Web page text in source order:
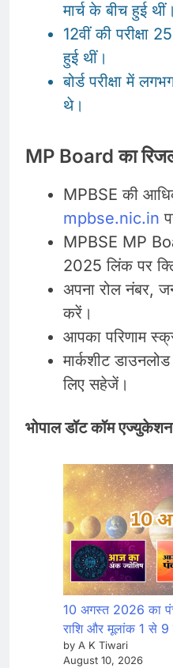
मार्च के बीच हुई थीं।
12वीं की परीक्षा
हुई थीं।
बोर्ड परीक्षा में
थे।
MP Board का
MPBSE की
mpbse.nic.in
MPBSE MP
2025 लिंक पर
अपना रोल नंबर,
करें।
आपका परिणाम
मार्कशीट
लिए सहेजें।
भोपाल डॉट कॉम
10 अगस्त 2026 का
राशि और मूलांक 1 से
by A K Tiwari
August 10, 2026